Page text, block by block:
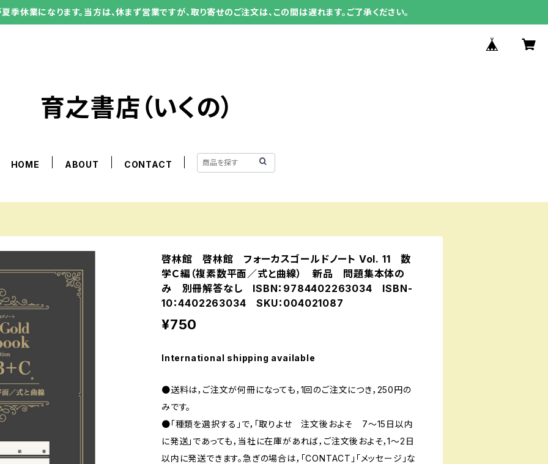
休業になります。当方は、休まず営業ですが、取り寄せのご注文は、この間は遅れます。ご了承ください。
育之書店（いくの）
HOME ABOUT CONTACT
啓林館 啓林館 フォーカスゴールドノート Vol. 11 数
学Ｃ編（複素数平面／式と曲線） 新品 問題集本体の
み 別冊解答なし ISBN：9784402263034 ISBN-
10：4402263034 SKU：004021087
¥750
International shipping available
●送料は，ご注文が何冊になっても，1回のご注文につき，250円の
みです。
●「種類を選択する」で，「取りよせ 注文後およそ 7〜15日以内
に発送」であっても，当社に在庫があれば，ご注文後およそ，1〜2日
以内に発送できます。急ぎの場合は，「CONTACT」「メッセージ」な